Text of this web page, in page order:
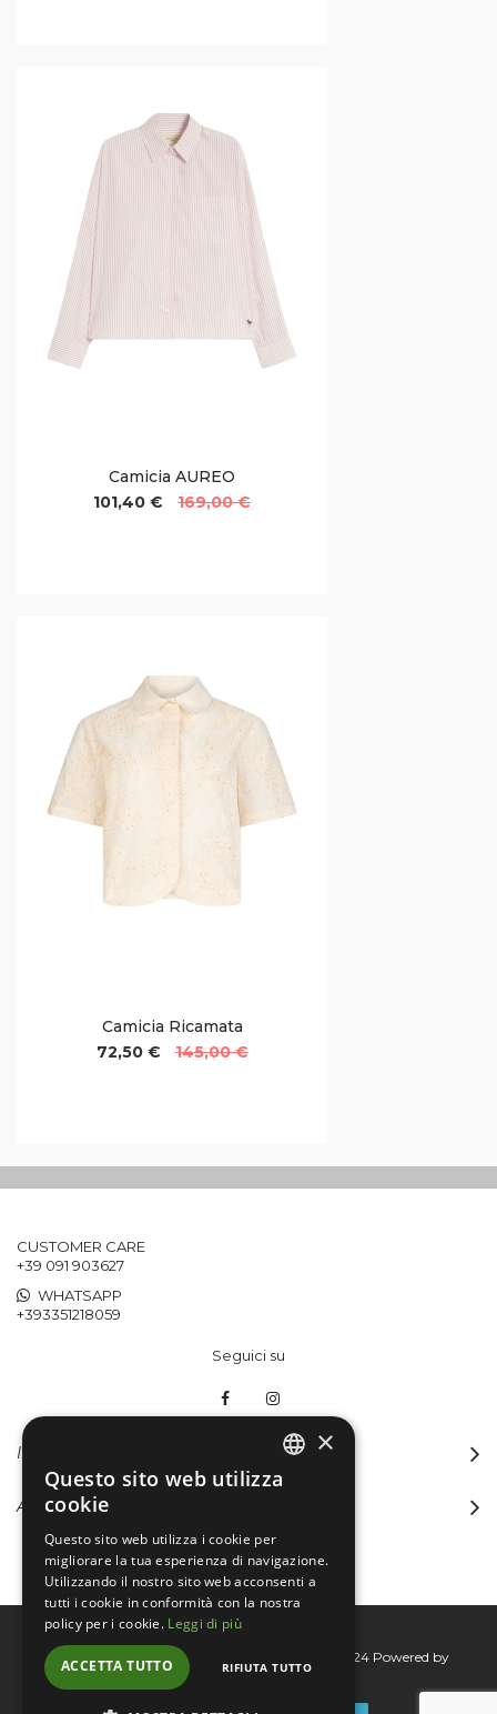
Camicia AUREO
101,40 €
169,00 €
Camicia Ricamata
72,50 €
145,00 €
CUSTOMER CARE
+39 091 903627
WHATSAPP
+393351218059
Seguici su
INFORMAZIONI
ACCOUNT
Bertini group srl © 2015-2026 - P.I. 06076830824 Powered by
Connecta
×
Questo sito web utilizza
cookie
Questo sito web utilizza i cookie per
migliorare la tua esperienza di navigazione.
Utilizzando il nostro sito web acconsenti a
tutti i cookie in conformità con la nostra
policy per i cookie. Leggi di più
ACCETTA TUTTO RIFIUTA TUTTO